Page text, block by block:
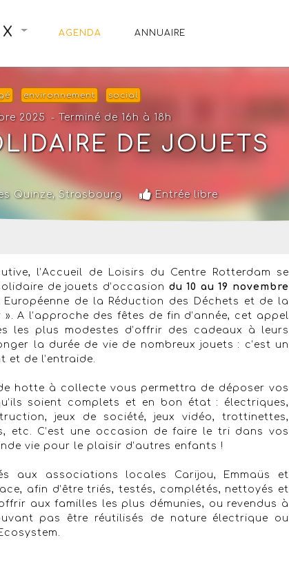
AGENDA ANNUAIRE
environnement social
2025 - Terminé de 16h à 18h
DE JOUETS
Quinze, Strasbourg Entrée libre
l’Accueil de Loisirs du Centre Rotterdam se
de jouets d’occasion du 10 au 19 novembre
de la Réduction des Déchets et de la
A l’approche des fêtes de fin d’année, cet appel
les plus modestes d’offrir des cadeaux à leurs
la durée de vie de nombreux jouets : c’est un
et de l’entraide.
hotte à collecte vous permettra de déposer vos
soient complets et en bon état : électriques,
jeux de société, jeux vidéo, trottinettes,
etc. C’est une occasion de faire le tri dans vos
vie pour le plaisir d’autres enfants !
aux associations locales Carijou, Emmaüs et
afin d’être triés, testés, complétés, nettoyés et
aux familles les plus démunies, ou revendus à
pas être réutilisés de nature électrique ou